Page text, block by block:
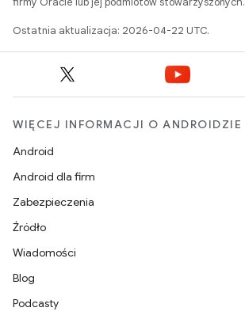
Ostatnia aktualizacja: 2026-04-22 UTC.
WIĘCEJ INFORMACJI O ANDROIDZIE
Android
Android dla firm
Zabezpieczenia
Źródło
Wiadomości
Blog
Podcasty